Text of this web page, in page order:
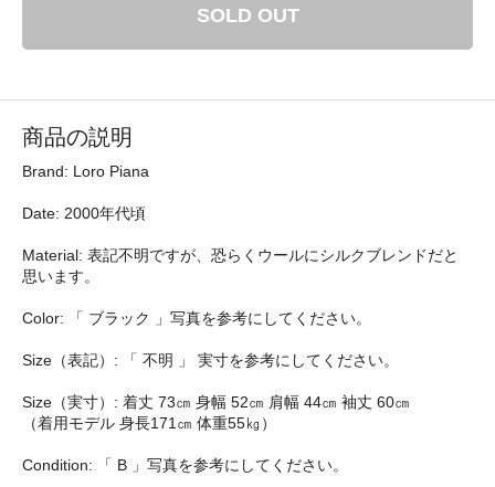
SOLD OUT
商品の説明
Brand: Loro Piana
Date: 2000年代頃
Material: 表記不明ですが、恐らくウールにシルクブレンドだと
思います。
Color: 「 ブラック 」写真を参考にしてください。
Size（表記）: 「 不明 」 実寸を参考にしてください。
Size（実寸）: 着丈 73㎝ 身幅 52㎝ 肩幅 44㎝ 袖丈 60㎝
（着用モデル 身長171㎝ 体重55㎏）
Condition: 「 B 」写真を参考にしてください。